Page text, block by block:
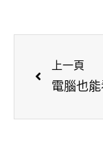
上一頁